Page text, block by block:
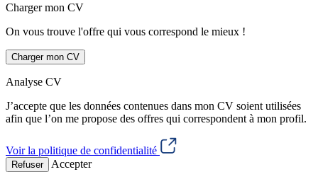
Charger mon CV
On vous trouve l'offre qui vous correspond le mieux !
Charger mon CV
Analyse CV
J’accepte que les données contenues dans mon CV soient utilisées
afin que l’on me propose des offres qui correspondent à mon profil.
Voir la politique de confidentialité
Refuser Accepter